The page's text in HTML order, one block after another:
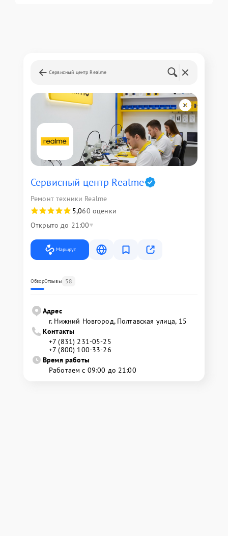
Сервисный центр Realme
Сервисный центр Realme
Ремонт техники Realme
5,060 оценки
Открыто до 21:00
Маршрут
ОбзорОтзывы 58
Адрес
г. Нижний Новгород, Полтавская улица, 15
Контакты
+7 (831) 231-05-25
+7 (800) 100-33-26
Время работы
Работаем с 09:00 до 21:00